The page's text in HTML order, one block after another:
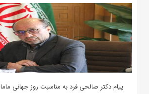
پیام دکتر صالحی فرد به مناسبت روز جهانی ماما